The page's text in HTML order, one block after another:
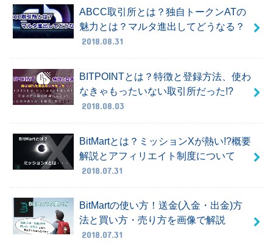
ABCC取引所とは？独自トークンATの
魅力とは？マルタ進出してどうなる？
2018.08.31
BITPOINTとは？特徴と登録方法、使わ
なきゃもったいない取引所だった!?
2018.08.03
BitMartとは？ミッションXが熱い!?概要
解説とアフィリエイト制度について
2018.07.31
BitMartの使い方！送金(入金・出金)方
法と買い方・売り方を画像で解説
2018.07.31